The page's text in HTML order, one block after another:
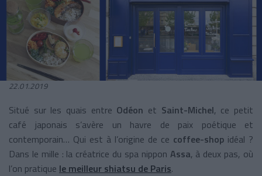
22.01.2019
Situé sur les quais entre Odéon et Saint-Michel, ce petit
café japonais s’avère un havre de paix poétique et
contemporain… Qui est à l’origine de ce coffee-shop idéal ?
Dans le mille : la créatrice du spa nippon Assa, à deux pas, où
l’on pratique le meilleur shiatsu de Paris.